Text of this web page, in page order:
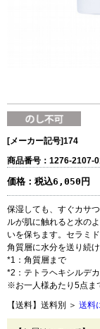
[メーカー記号]174
商品番号：1276-2107-
価格： 税込6,050円
保湿しても、すぐカサ
ルが肌に触れると水の
いを保ちます。セラミ
角質層に水分を送り続
*1：角質層まで
*2：テトラヘキシルデ
※お一人様あたり5点ま
【送料】送料別 ＞ 送料